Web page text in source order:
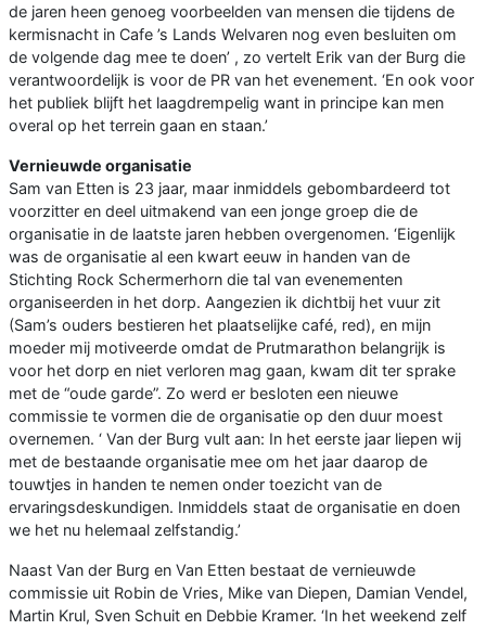
de jaren heen genoeg voorbeelden van mensen die tijdens de
kermisnacht in Cafe ’s Lands Welvaren nog even besluiten om
de volgende dag mee te doen’ , zo vertelt Erik van der Burg die
verantwoordelijk is voor de PR van het evenement. ‘En ook voor
het publiek blijft het laagdrempelig want in principe kan men
overal op het terrein gaan en staan.’
Vernieuwde organisatie
Sam van Etten is 23 jaar, maar inmiddels gebombardeerd tot
voorzitter en deel uitmakend van een jonge groep die de
organisatie in de laatste jaren hebben overgenomen. ‘Eigenlijk
was de organisatie al een kwart eeuw in handen van de
Stichting Rock Schermerhorn die tal van evenementen
organiseerden in het dorp. Aangezien ik dichtbij het vuur zit
(Sam’s ouders bestieren het plaatselijke café, red), en mijn
moeder mij motiveerde omdat de Prutmarathon belangrijk is
voor het dorp en niet verloren mag gaan, kwam dit ter sprake
met de “oude garde”. Zo werd er besloten een nieuwe
commissie te vormen die de organisatie op den duur moest
overnemen. ‘ Van der Burg vult aan: In het eerste jaar liepen wij
met de bestaande organisatie mee om het jaar daarop de
touwtjes in handen te nemen onder toezicht van de
ervaringsdeskundigen. Inmiddels staat de organisatie en doen
we het nu helemaal zelfstandig.’
Naast Van der Burg en Van Etten bestaat de vernieuwde
commissie uit Robin de Vries, Mike van Diepen, Damian Vendel,
Martin Krul, Sven Schuit en Debbie Kramer. ‘In het weekend zelf